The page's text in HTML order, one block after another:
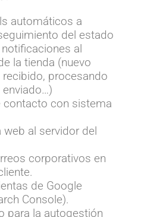
automáticos a
del estado
al
la tienda (nuevo
procesando
contacto con sistema
web al servidor del
corporativos en
de Google
Console).
para la autogestión